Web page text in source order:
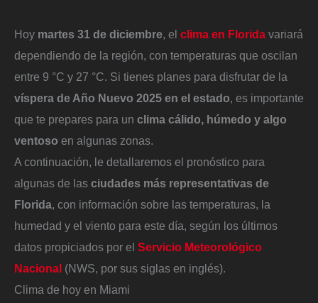
Hoy martes 31 de diciembre, el clima en Florida variará
dependiendo de la región, con temperaturas que oscilan
entre 9 °C y 27 °C. Si tienes planes para disfrutar de la
víspera de Año Nuevo 2025 en el estado, es importante
que te prepares para un clima cálido, húmedo y algo
ventoso en algunas zonas.
A continuación, le detallaremos el pronóstico para
algunas de las ciudades más representativas de
Florida, con información sobre las temperaturas, la
humedad y el viento para este día, según los últimos
datos propiciados por el Servicio Meteorológico
Nacional (NWS, por sus siglas en inglés).
Clima de hoy en Miami